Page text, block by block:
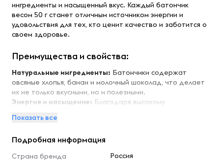
ингредиенты и насыщенный вкус. Каждый батончик
весом 50 г станет отличным источником энергии и
удовольствия для тех, кто ценит качество и заботится о
своем здоровье.
Преимущества и свойства:
Натуральные ингредиенты: Батончики содержат
овсяные хлопья, банан и молочный шоколад, что делает
их не только вкусными, но и полезными.
Энергия и насыщение: Благодаря высокому
обеспечивают длительное чувство сытости и прилив
Отсутствие добавленного сахара:
Показать все
Подробная информация
Страна бренда Россия